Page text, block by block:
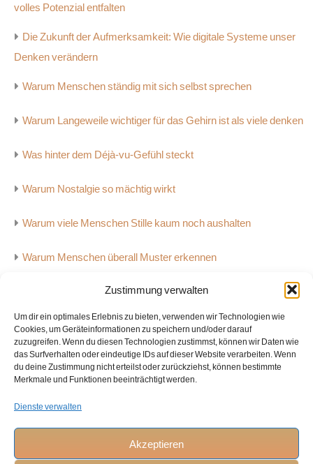
Zustimmung verwalten
Um dir ein optimales Erlebnis zu bieten, verwenden wir Technologien wie
Cookies, um Geräteinformationen zu speichern und/oder darauf
zuzugreifen. Wenn du diesen Technologien zustimmst, können wir Daten wie
das Surfverhalten oder eindeutige IDs auf dieser Website verarbeiten. Wenn
du deine Zustimmung nicht erteilst oder zurückziehst, können bestimmte
Merkmale und Funktionen beeinträchtigt werden.
Dienste verwalten
Akzeptieren
volles Potenzial entfalten
Die Zukunft der Aufmerksamkeit: Wie digitale Systeme unser
Denken verändern
Warum Menschen ständig mit sich selbst sprechen
Warum Langeweile wichtiger für das Gehirn ist als viele denken
Was hinter dem Déjà-vu-Gefühl steckt
Warum Nostalgie so mächtig wirkt
Warum viele Menschen Stille kaum noch aushalten
Warum Menschen überall Muster erkennen
Warum Musik starke Emotionen auslösen kann
Warum Zeit für Menschen unterschiedlich schnell vergeht
Wie Sprache die menschliche Zivilisation verändert hat
Home
Impressum
(EU)